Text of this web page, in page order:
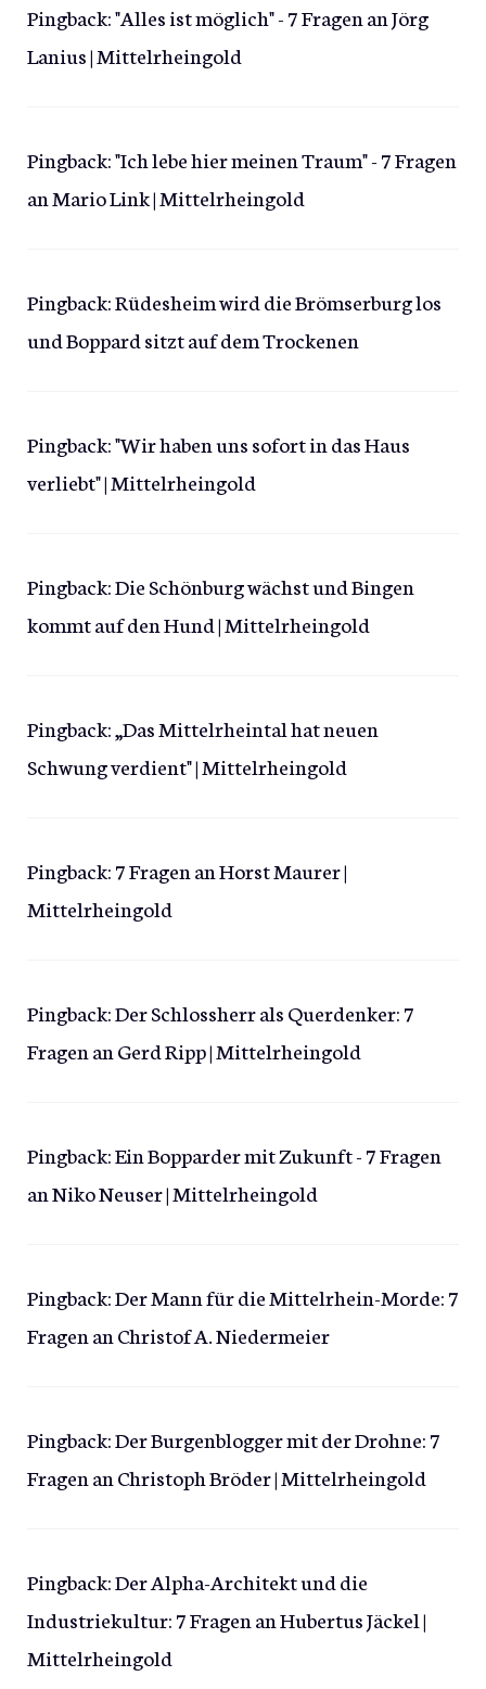
Pingback:"Alles ist möglich" - 7 Fragen an Jörg
Lanius | Mittelrheingold
Pingback:"Ich lebe hier meinen Traum" - 7 Fragen
an Mario Link | Mittelrheingold
Pingback:Rüdesheim wird die Brömserburg los
und Boppard sitzt auf dem Trockenen
Pingback:"Wir haben uns sofort in das Haus
verliebt" | Mittelrheingold
Pingback:Die Schönburg wächst und Bingen
kommt auf den Hund | Mittelrheingold
Pingback:„Das Mittelrheintal hat neuen
Schwung verdient" | Mittelrheingold
Pingback:7 Fragen an Horst Maurer |
Mittelrheingold
Pingback:Der Schlossherr als Querdenker: 7
Fragen an Gerd Ripp | Mittelrheingold
Pingback:Ein Bopparder mit Zukunft - 7 Fragen
an Niko Neuser | Mittelrheingold
Pingback:Der Mann für die Mittelrhein-Morde: 7
Fragen an Christof A. Niedermeier
Pingback:Der Burgenblogger mit der Drohne: 7
Fragen an Christoph Bröder | Mittelrheingold
Pingback:Der Alpha-Architekt und die
Industriekultur: 7 Fragen an Hubertus Jäckel |
Mittelrheingold